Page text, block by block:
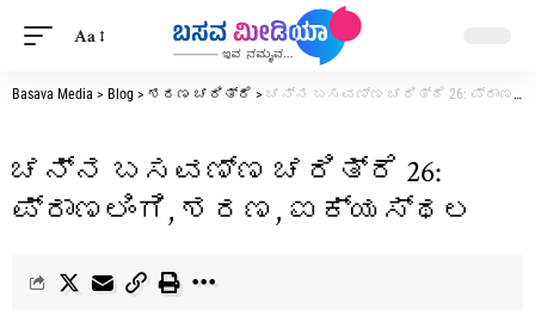
Aa
Basava Media > Blog > ಶರಣ ಚರಿತ್ರೆ > ಚನ್ನ ಬಸವಣ್ಣ ಚರಿತ್ರೆ 26: ಪ್ರಾಣಲಿಂಗಿ, ಶರಣ, ಐಕ್ಯಸ್ಥಲ
ಚನ್ನ ಬಸವಣ್ಣ ಚರಿತ್ರೆ 26:
ಪ್ರಾಣಲಿಂಗಿ, ಶರಣ, ಐಕ್ಯಸ್ಥಲ